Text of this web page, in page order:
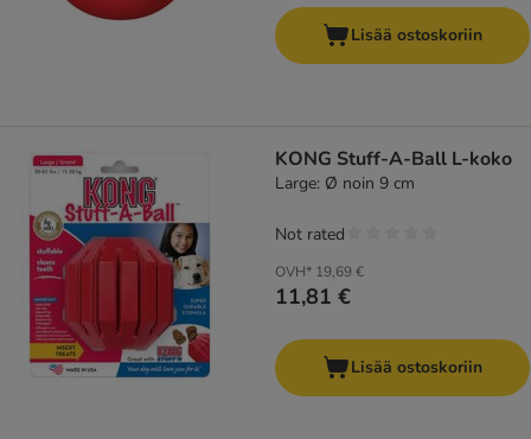
Lisää ostoskoriin
KONG Stuff-A-Ball L-koko
Large: Ø noin 9 cm
OVH* 19,69 €
11,81 €
Not rated
Lisää ostoskoriin